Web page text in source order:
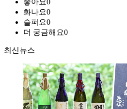
좋아요0
화나요0
슬퍼요0
더 궁금해요0
최신뉴스